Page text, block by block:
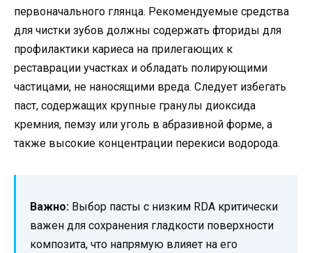
первоначального глянца. Рекомендуемые средства
для чистки зубов должны содержать фториды для
профилактики кариеса на прилегающих к
реставрации участках и обладать полирующими
частицами, не наносящими вреда. Следует избегать
паст, содержащих крупные гранулы диоксида
кремния, пемзу или уголь в абразивной форме, а
также высокие концентрации перекиси водорода.
Важно: Выбор пасты с низким RDA критически
важен для сохранения гладкости поверхности
композита, что напрямую влияет на его